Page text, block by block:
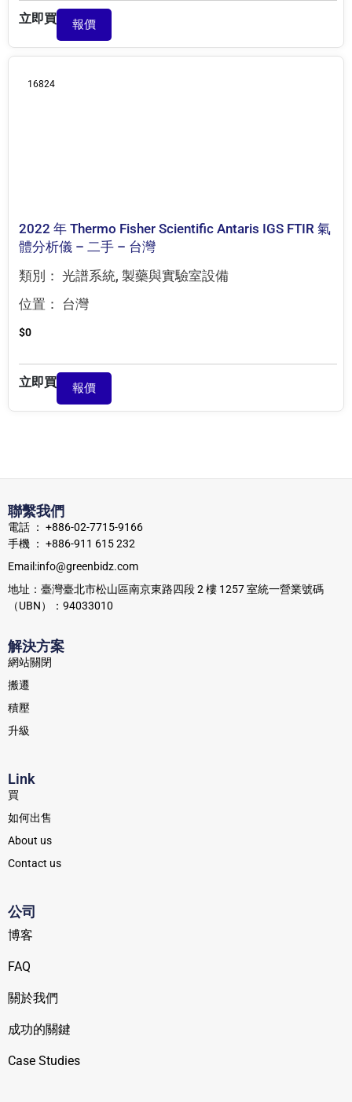
立即買 報價
16824
2022 年 Thermo Fisher Scientific Antaris IGS FTIR 氣
體分析儀 – 二手 – 台灣
類別： 光譜系統, 製藥與實驗室設備
位置： 台灣
$0
立即買 報價
解決方案
網站關閉
搬遷
積壓
升級
Link
買
如何出售
About us
Contact us
公司
博客
FAQ
關於我們
成功的關鍵
Case Studies
聯繫我們
電話 ： +886-02-7715-9166
手機 ： +886-911 615 232
Email:info@greenbidz.com
地址：臺灣臺北市松山區南京東路四段 2 樓 1257 室統一營業號碼
（UBN）：94033010